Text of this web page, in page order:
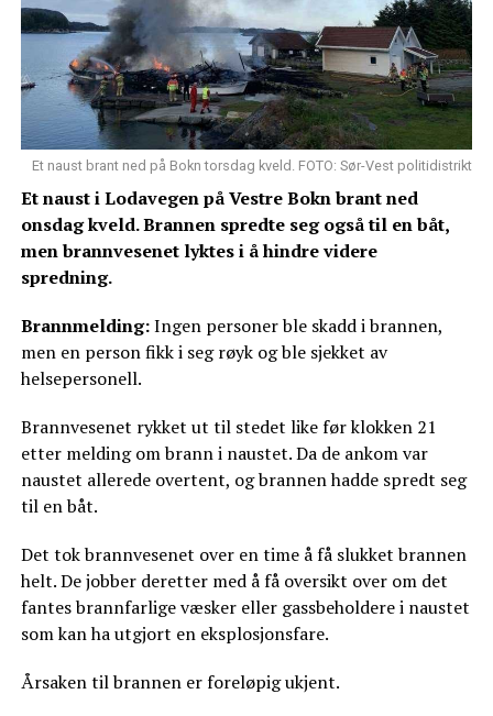
Et naust brant ned på Bokn torsdag kveld. FOTO: Sør-Vest politidistrikt
Et naust i Lodavegen på Vestre Bokn brant ned
onsdag kveld. Brannen spredte seg også til en båt,
men brannvesenet lyktes i å hindre videre
spredning.
Brannmelding:Ingen personer ble skadd i brannen,
men en person fikk i seg røyk og ble sjekket av
helsepersonell.
Brannvesenet rykket ut til stedet like før klokken 21
etter melding om brann i naustet. Da de ankom var
naustet allerede overtent, og brannen hadde spredt seg
til en båt.
Det tok brannvesenet over en time å få slukket brannen
helt. De jobber deretter med å få oversikt over om det
fantes brannfarlige væsker eller gassbeholdere i naustet
som kan ha utgjort en eksplosjonsfare.
Årsaken til brannen er foreløpig ukjent.